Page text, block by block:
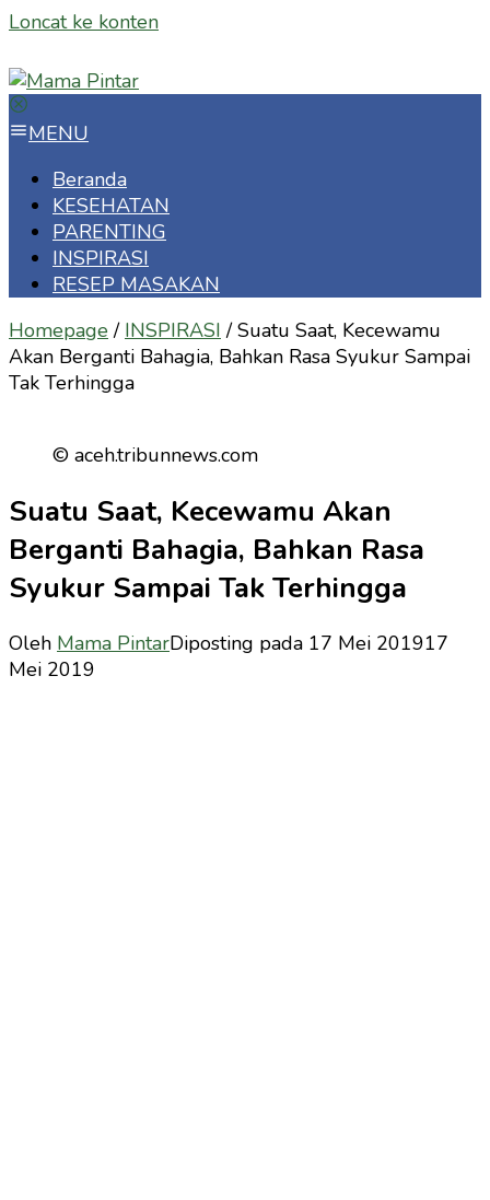
Loncat ke konten
MENU
Beranda
KESEHATAN
PARENTING
INSPIRASI
RESEP MASAKAN
Homepage / INSPIRASI / Suatu Saat, Kecewamu
Akan Berganti Bahagia, Bahkan Rasa Syukur Sampai
Tak Terhingga
© aceh.tribunnews.com
Suatu Saat, Kecewamu Akan
Berganti Bahagia, Bahkan Rasa
Syukur Sampai Tak Terhingga
Oleh Mama PintarDiposting pada 17 Mei 201917
Mei 2019